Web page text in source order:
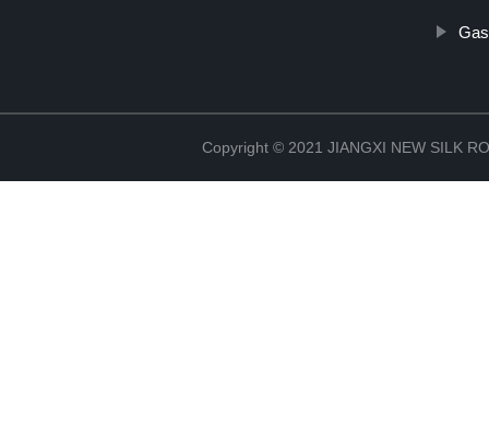
Copyright © 2021 JIANGXI NEW SILK